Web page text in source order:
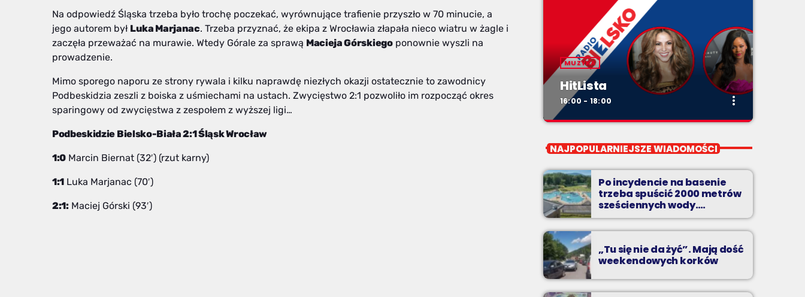
Na odpowiedź Śląska trzeba było trochę poczekać, wyrównujące trafienie przyszło w 70 minucie, a
jego autorem był Luka Marjanac. Trzeba przyznać, że ekipa z Wrocławia złapała nieco wiatru w żagle i
zaczęła przeważać na murawie. Wtedy Górale za sprawą Macieja Górskiegoponownie wyszli na
prowadzenie.
Mimo sporego naporu ze strony rywala i kilku naprawdę niezłych okazji ostatecznie to zawodnicy
Podbeskidzia zeszli z boiska z uśmiechami na ustach. Zwycięstwo 2:1 pozwoliło im rozpocząć okres
sparingowy od zwycięstwa z zespołem z wyższej ligi…
Podbeskidzie Bielsko-Biała 2:1 Śląsk Wrocław
1:0 Marcin Biernat (32′) (rzut karny)
1:1 Luka Marjanac (70′)
2:1: Maciej Górski (93′)
MUZYKA
HitLista
16:00 - 18:00 more_vert
HitLista
Podbeskidziu. A które są najpopularniejsze?
Możesz zdecydować sam!
NAJPOPULARNIEJSZE WIADOMOŚCI
Po incydencie na basenie
trzeba spuścić 2000 metrów
sześciennych wody.
„Ogromne koszty i ogromna
praca”
„Tu się nie da żyć”. Mają dość
weekendowych korków